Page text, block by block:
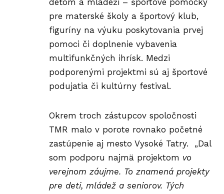
pre materské školy a športový klub,
figuríny na výuku poskytovania prvej
pomoci či doplnenie vybavenia
multifunkčných ihrísk. Medzi
podporenými projektmi sú aj športové
podujatia či kultúrny festival.
Okrem troch zástupcov spoločnosti
TMR malo v porote rovnako početné
zastúpenie aj mesto Vysoké Tatry. „Dal
som podporu najmä projektom vo
verejnom záujme. To znamená projekty
pre deti, mládež a seniorov. Tých